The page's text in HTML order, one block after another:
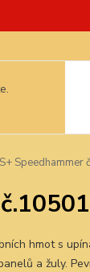
Speedhammer
hmot s
a žuly.